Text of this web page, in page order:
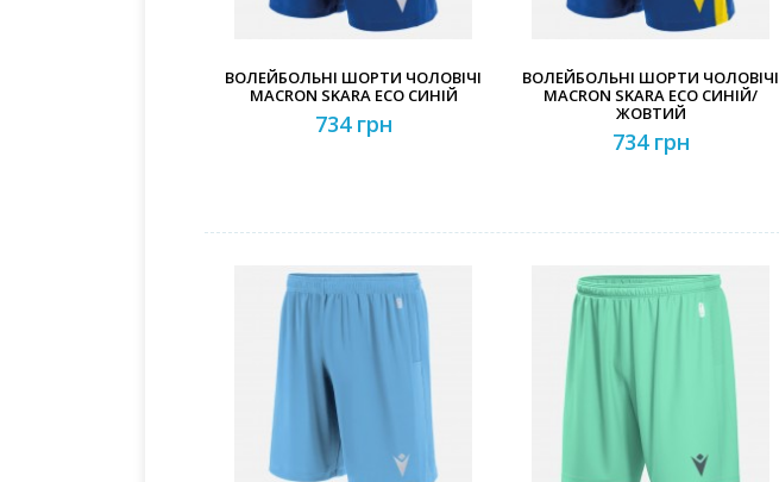
ВОЛЕЙБОЛЬНІ ШОРТИ ЧОЛОВІЧІ
MACRON SKARA ECO СИНІЙ
734 грн
ВОЛЕЙБОЛЬНІ ШОРТИ ЧОЛОВІЧІ
MACRON SKARA ECO СИНІЙ/
ЖОВТИЙ
734 грн